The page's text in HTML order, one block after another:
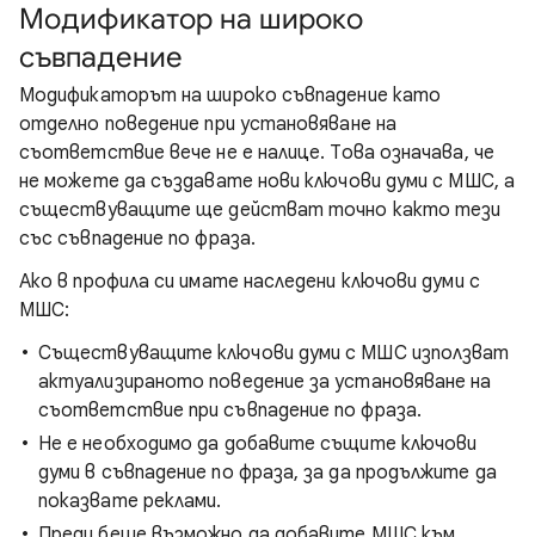
Модификатор на широко
съвпадение
Модификаторът на широко съвпадение като
отделно поведение при установяване на
съответствие вече не е налице. Това означава, че
не можете да създавате нови ключови думи с МШС, а
съществуващите ще действат точно както тези
със съвпадение по фраза.
Ако в профила си имате наследени ключови думи с
МШС:
Съществуващите ключови думи с МШС използват
актуализираното поведение за установяване на
съответствие при съвпадение по фраза.
Не е необходимо да добавите същите ключови
думи в съвпадение по фраза, за да продължите да
показвате реклами.